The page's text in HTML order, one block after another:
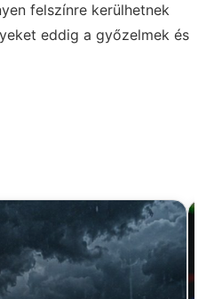
felszínre kerülhetnek
eddig a győzelmek és